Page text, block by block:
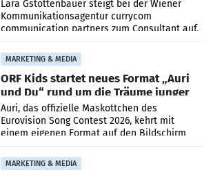
Lara Gstöttenbauer steigt bei der Wiener
Kommunikationsagentur currycom
communication partners zum Consultant auf.
Die 27-jährige Beraterin betreut Kundinnen
und Kunden in den Bereichen
MARKETING & MEDIA
ORF Kids startet neues Format „Auri
und Du“ rund um die Träume junger
Menschen
Auri, das offizielle Maskottchen des
Eurovision Song Contest 2026, kehrt mit
einem eigenen Format auf den Bildschirm
zurück. In der neuen Sendung „Auri und Du“
bei ORF Kids steht
MARKETING & MEDIA